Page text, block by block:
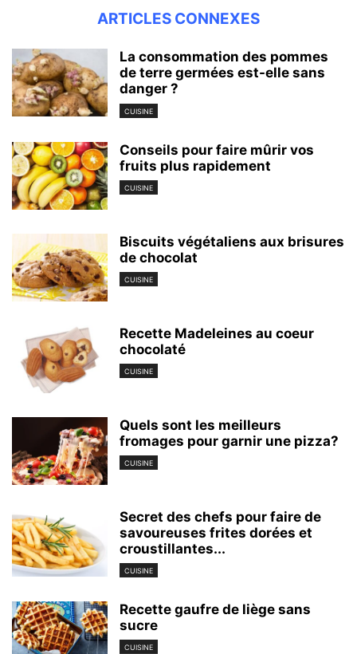
ARTICLES CONNEXES
La consommation des pommes
de terre germées est-elle sans
danger ?
CUISINE
Conseils pour faire mûrir vos
fruits plus rapidement
CUISINE
Biscuits végétaliens aux brisures
de chocolat
CUISINE
Recette Madeleines au coeur
chocolaté
CUISINE
Quels sont les meilleurs
fromages pour garnir une pizza?
CUISINE
Secret des chefs pour faire de
savoureuses frites dorées et
croustillantes...
CUISINE
Recette gaufre de liège sans
sucre
CUISINE